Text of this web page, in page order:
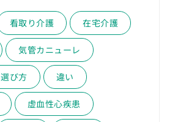
看取り介護 在宅介護
気管カニューレ
選び方 違い
虚血性心疾患